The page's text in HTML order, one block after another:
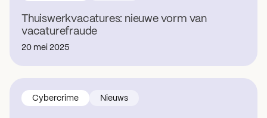
Thuiswerkvacatures: nieuwe vorm van
vacaturefraude
20 mei 2025
Cybercrime Nieuws